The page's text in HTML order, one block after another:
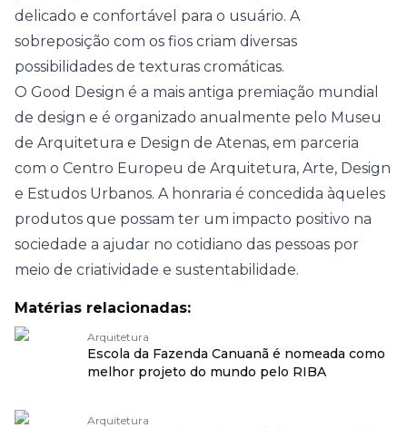
delicado e confortável para o usuário. A
sobreposição com os fios criam diversas
possibilidades de texturas cromáticas.
O Good Design é a mais antiga premiação mundial
de design e é organizado anualmente pelo Museu
de Arquitetura e Design de Atenas, em parceria
com o Centro Europeu de Arquitetura, Arte, Design
e Estudos Urbanos. A honraria é concedida àqueles
produtos que possam ter um impacto positivo na
sociedade a ajudar no cotidiano das pessoas por
meio de criatividade e sustentabilidade.
Matérias relacionadas:
Arquitetura
Escola da Fazenda Canuanã é nomeada como
melhor projeto do mundo pelo RIBA
Arquitetura